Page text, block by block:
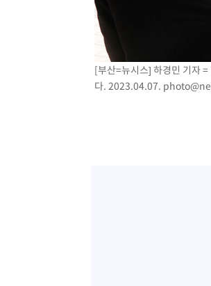
[부산=뉴시스] 하경민 기자
다. 2023.04.07.